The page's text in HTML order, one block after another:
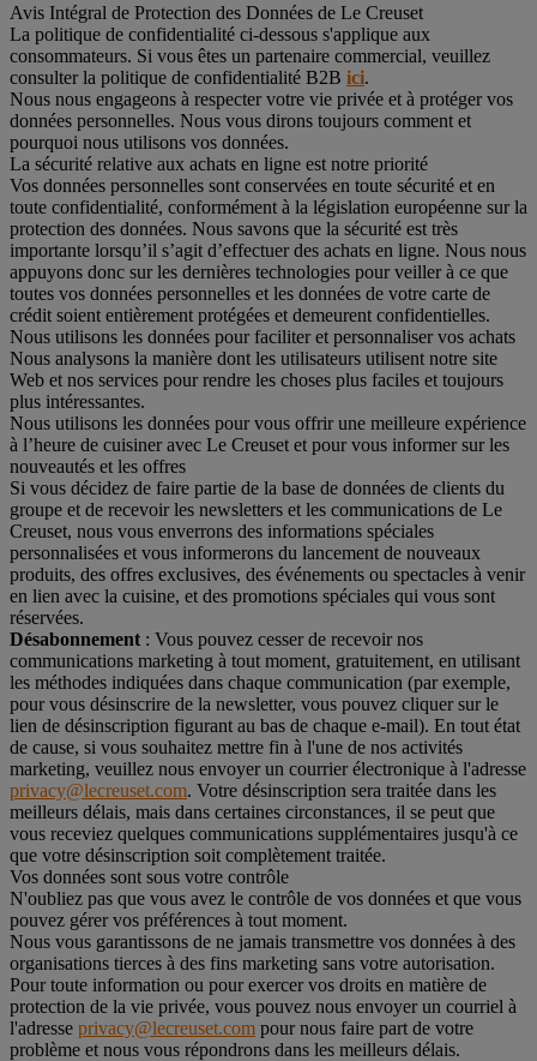
Avis Intégral de Protection des Données de Le Creuset
La politique de confidentialité ci-dessous s'applique aux
consommateurs. Si vous êtes un partenaire commercial, veuillez
consulter la politique de confidentialité B2B ici.
Nous nous engageons à respecter votre vie privée et à protéger vos
données personnelles. Nous vous dirons toujours comment et
pourquoi nous utilisons vos données.
La sécurité relative aux achats en ligne est notre priorité
Vos données personnelles sont conservées en toute sécurité et en
toute confidentialité, conformément à la législation européenne sur la
protection des données. Nous savons que la sécurité est très
importante lorsqu’il s’agit d’effectuer des achats en ligne. Nous nous
appuyons donc sur les dernières technologies pour veiller à ce que
toutes vos données personnelles et les données de votre carte de
crédit soient entièrement protégées et demeurent confidentielles.
Nous utilisons les données pour faciliter et personnaliser vos achats
Nous analysons la manière dont les utilisateurs utilisent notre site
Web et nos services pour rendre les choses plus faciles et toujours
plus intéressantes.
Nous utilisons les données pour vous offrir une meilleure expérience
à l’heure de cuisiner avec Le Creuset et pour vous informer sur les
nouveautés et les offres
Si vous décidez de faire partie de la base de données de clients du
groupe et de recevoir les newsletters et les communications de Le
Creuset, nous vous enverrons des informations spéciales
personnalisées et vous informerons du lancement de nouveaux
produits, des offres exclusives, des événements ou spectacles à venir
en lien avec la cuisine, et des promotions spéciales qui vous sont
réservées.
Désabonnement : Vous pouvez cesser de recevoir nos
communications marketing à tout moment, gratuitement, en utilisant
les méthodes indiquées dans chaque communication (par exemple,
pour vous désinscrire de la newsletter, vous pouvez cliquer sur le
lien de désinscription figurant au bas de chaque e-mail). En tout état
de cause, si vous souhaitez mettre fin à l'une de nos activités
marketing, veuillez nous envoyer un courrier électronique à l'adresse
privacy@lecreuset.com. Votre désinscription sera traitée dans les
meilleurs délais, mais dans certaines circonstances, il se peut que
vous receviez quelques communications supplémentaires jusqu'à ce
que votre désinscription soit complètement traitée.
Vos données sont sous votre contrôle
N'oubliez pas que vous avez le contrôle de vos données et que vous
pouvez gérer vos préférences à tout moment.
Nous vous garantissons de ne jamais transmettre vos données à des
organisations tierces à des fins marketing sans votre autorisation.
Pour toute information ou pour exercer vos droits en matière de
protection de la vie privée, vous pouvez nous envoyer un courriel à
l'adresse privacy@lecreuset.com pour nous faire part de votre
problème et nous vous répondrons dans les meilleurs délais.